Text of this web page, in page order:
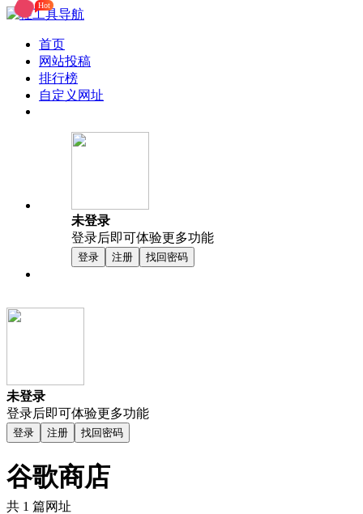
首页
网站投稿
排行榜
Hot
自定义网址
未登录
登录后即可体验更多功能
登录 注册 找回密码
未登录
登录后即可体验更多功能
登录 注册 找回密码
谷歌商店
共 1 篇网址